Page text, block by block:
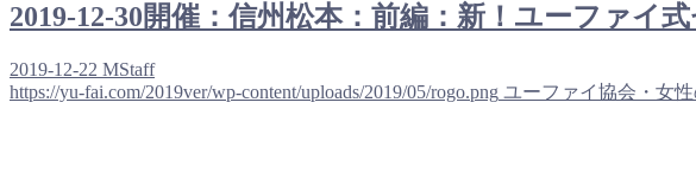
2019-12-30開催：信州松本：前編：新！ユーファイ
2019-12-22 MStaff
https://yu-fai.com/2019ver/wp-content/uploads/2019/05/rogo.png ユーファイ協会・女